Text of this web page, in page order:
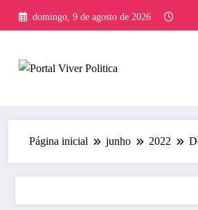
conteúdo
domingo, 9 de agosto de 2026
Página inicial junho 2022